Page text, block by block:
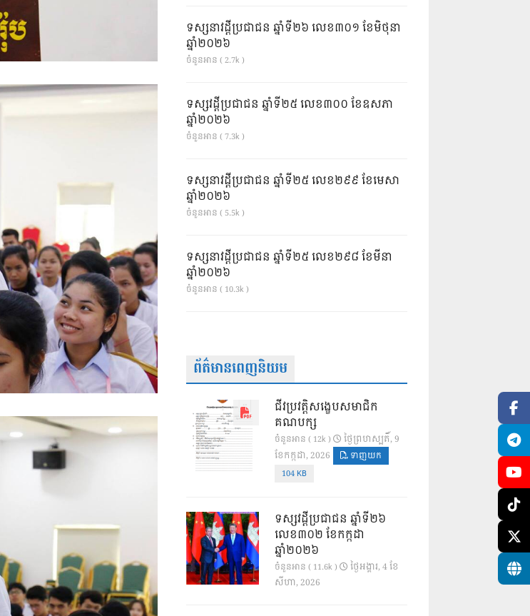
ទស្សនាវដ្ដីប្រជាជន ឆ្នាំទី២៦ លេខ៣០១ ខែមិថុនា
ឆ្នាំ២០២៦
ចំនួនអាន ( 2.7k )
ទស្សវដ្តីប្រជាជន ឆ្នាំទី២៥ លេខ៣០០ ខែឧសភា
ឆ្នាំ២០២៦
ចំនួនអាន ( 7.3k )
ទស្សនាវដ្ដីប្រជាជន ឆ្នាំទី២៥ លេខ២៩៩ ខែមេសា
ឆ្នាំ២០២៦
ចំនួនអាន ( 5.5k )
ទស្សនាវដ្ដីប្រជាជន ឆ្នាំទី២៥ លេខ២៩៨ ខែមីនា
ឆ្នាំ២០២៦
ចំនួនអាន ( 10.3k )
ព័ត៌មានពេញនិយម
ជីវប្រវត្តិសង្ខេបសមាជិក
គណបក្ស
ចំនួនអាន ( 12k )
ថ្ងៃ​ព្រហស្បតិ៍, 9
ខែ​កក្កដា, 2026
ទាញយក
104 KB
ទស្សវដ្តីប្រជាជន ឆ្នាំទី២៦
លេខ៣០២ ខែកក្កដា
ឆ្នាំ២០២៦
ចំនួនអាន ( 11.6k )
ថ្ងៃ​អង្គារ, 4 ខែ​
សីហា, 2026